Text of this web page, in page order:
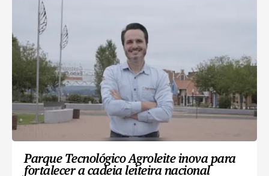
Parque Tecnológico Agroleite inova para
fortalecer a cadeia leiteira nacional